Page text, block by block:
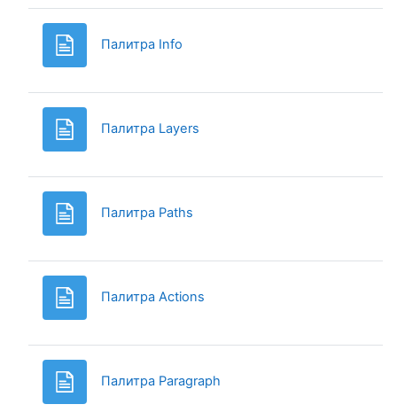
Палитра Info
Палитра Layers
Палитра Paths
Палитра Actions
Палитра Paragraph